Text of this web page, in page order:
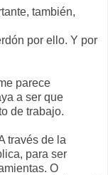
también,
por ello. Y por
parece
a ser que
de trabajo.
través de la
para ser
O